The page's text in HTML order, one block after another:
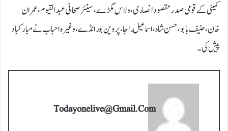
کمیٹی کے قومی صدر مقصود انصاری، ولاس مگڑے، سینئر صحافی عبدالقیوم ، عمران
خان، حنیف بابو، حسن شاہ، اسماعیل راجا، پروین بورانڈے، وغیرہ احباب نے مبارکباد
پیش کی۔
Todayonelive@gmail.com